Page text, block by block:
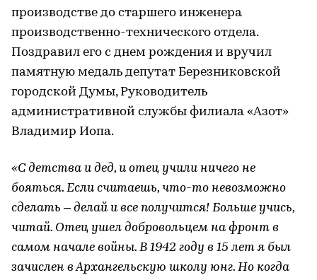
производстве до старшего инженера
производственно-технического отдела.
Поздравил его с днем рождения и вручил
памятную медаль депутат Березниковской
городской Думы, Руководитель
административной службы филиала «Азот»
Владимир Иопа.
«С детства и дед, и отец учили ничего не
бояться. Если считаешь, что-то невозможно
сделать – делай и все получится! Больше учись,
читай. Отец ушел добровольцем на фронт в
самом начале войны. В 1942 году в 15 лет я был
зачислен в Архангельскую школу юнг. Но когда